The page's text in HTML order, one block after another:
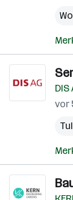
DIS
vor